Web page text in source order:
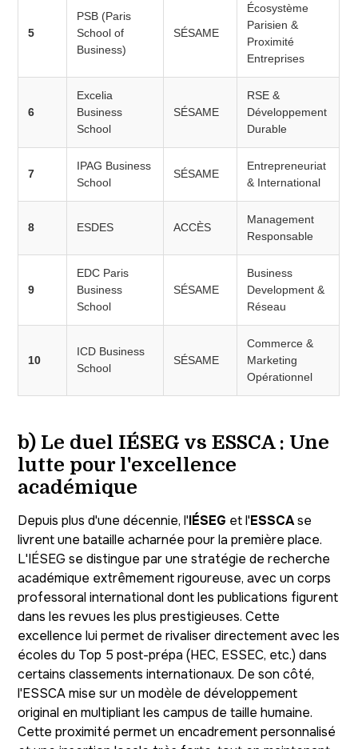
5
PSB (Paris
School of
Business)
SÉSAME
Écosystème
Parisien &
Proximité
Entreprises
6
Excelia
Business
School
SÉSAME
RSE &
Développement
Durable
7
IPAG Business
School
SÉSAME
Entrepreneuriat
& International
8 ESDES ACCÈS
Management
Responsable
9
EDC Paris
Business
School
SÉSAME
Business
Development &
Réseau
10
ICD Business
School
SÉSAME
Commerce &
Marketing
Opérationnel
b) Le duel IÉSEG vs ESSCA : Une
lutte pour l'excellence
académique
Depuis plus d'une décennie, l'IÉSEG et l'ESSCAse
livrent une bataille acharnée pour la première place.
L'IÉSEG se distingue par une stratégie de recherche
académique extrêmement rigoureuse, avec un corps
professoral international dont les publications figurent
dans les revues les plus prestigieuses. Cette
excellence lui permet de rivaliser directement avec les
écoles du Top 5 post-prépa (HEC, ESSEC, etc.) dans
certains classements internationaux. De son côté,
l'ESSCA mise sur un modèle de développement
original en multipliant les campus de taille humaine.
Cette proximité permet un encadrement personnalisé